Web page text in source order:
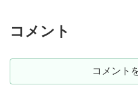
コメント
コメント